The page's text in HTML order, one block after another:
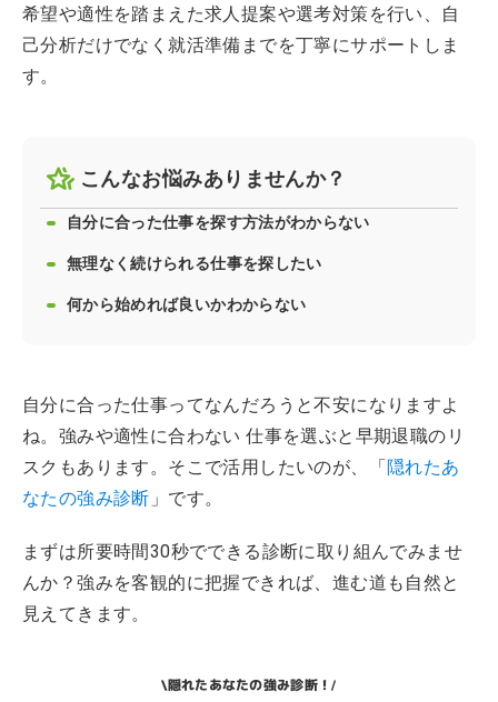
希望や適性を踏まえた求人提案や選考対策を行い、自
己分析だけでなく就活準備までを丁寧にサポートしま
す。
こんなお悩みありませんか？
自分に合った仕事を探す方法がわからない
無理なく続けられる仕事を探したい
何から始めれば良いかわからない
自分に合った仕事ってなんだろうと不安になりますよ
ね。強みや適性に合わない 仕事を選ぶと早期退職のリ
スクもあります。そこで活用したいのが、「 隠れたあ
なたの強み診断 」です。
まずは所要時間30秒でできる診断に取り組んでみませ
んか？強みを客観的に把握できれば、進む道も自然と
見えてきます。
\隠れたあなたの強み診断！/